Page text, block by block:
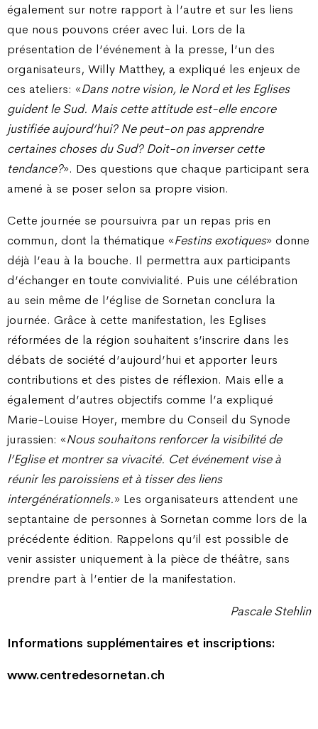
également sur notre rapport à l’autre et sur les liens
que nous pouvons créer avec lui. Lors de la
présentation de l’événement à la presse, l’un des
organisateurs, Willy Matthey, a expliqué les enjeux de
ces ateliers: «Dans notre vision, le Nord et les Eglises
guident le Sud. Mais cette attitude est-elle encore
justifiée aujourd’hui? Ne peut-on pas apprendre
certaines choses du Sud? Doit-on inverser cette
tendance?». Des questions que chaque participant sera
amené à se poser selon sa propre vision.
Cette journée se poursuivra par un repas pris en
commun, dont la thématique «Festins exotiques» donne
déjà l’eau à la bouche. Il permettra aux participants
d’échanger en toute convivialité. Puis une célébration
au sein même de l’église de Sornetan conclura la
journée. Grâce à cette manifestation, les Eglises
réformées de la région souhaitent s’inscrire dans les
débats de société d’aujourd’hui et apporter leurs
contributions et des pistes de réflexion. Mais elle a
également d’autres objectifs comme l’a expliqué
Marie-Louise Hoyer, membre du Conseil du Synode
jurassien: «Nous souhaitons renforcer la visibilité de
l’Eglise et montrer sa vivacité. Cet événement vise à
réunir les paroissiens et à tisser des liens
intergénérationnels.» Les organisateurs attendent une
septantaine de personnes à Sornetan comme lors de la
précédente édition. Rappelons qu’il est possible de
venir assister uniquement à la pièce de théâtre, sans
prendre part à l’entier de la manifestation.
Pascale Stehlin
Informations supplémentaires et inscriptions:
www.centredesornetan.ch